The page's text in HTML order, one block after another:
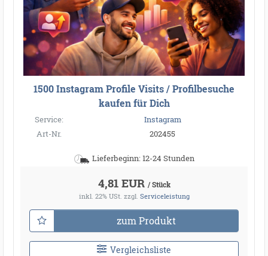
1500 Instagram Profile Visits / Profilbesuche
kaufen für Dich
Service:
Instagram
Art-Nr.
202455
Lieferbeginn: 12-24 Stunden
4,81 EUR / Stück
inkl. 22% USt. zzgl. Serviceleistung
zum Produkt
Vergleichsliste